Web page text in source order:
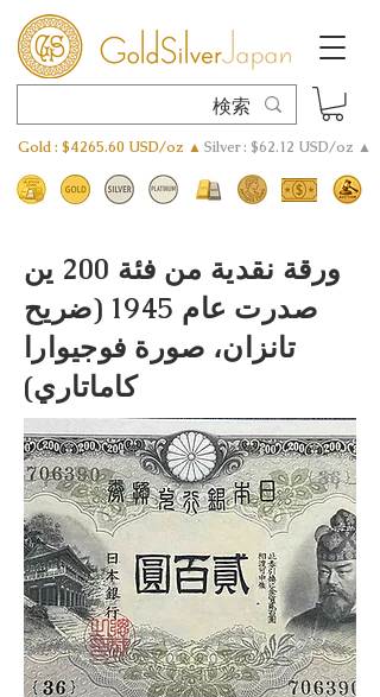
Gold : $4265.60 USD/oz ▲ Silver : $62.12 USD/oz ▲
ورقة نقدية من فئة 200 ين
صدرت عام 1945 (ضريح
تانزان، صورة فوجيوارا
كاماتاري)